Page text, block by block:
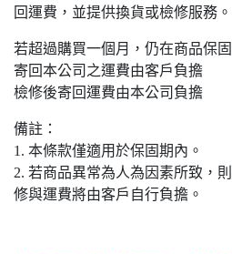
回運費，並提供換貨或檢修服務。
若超過購買一個月，仍在商品保固
寄回本公司之運費由客戶負擔
檢修後寄回運費由本公司負擔
備註：
1. 本條款僅適用於保固期內。
2. 若商品異常為人為因素所致，
修與運費將由客戶自行負擔。